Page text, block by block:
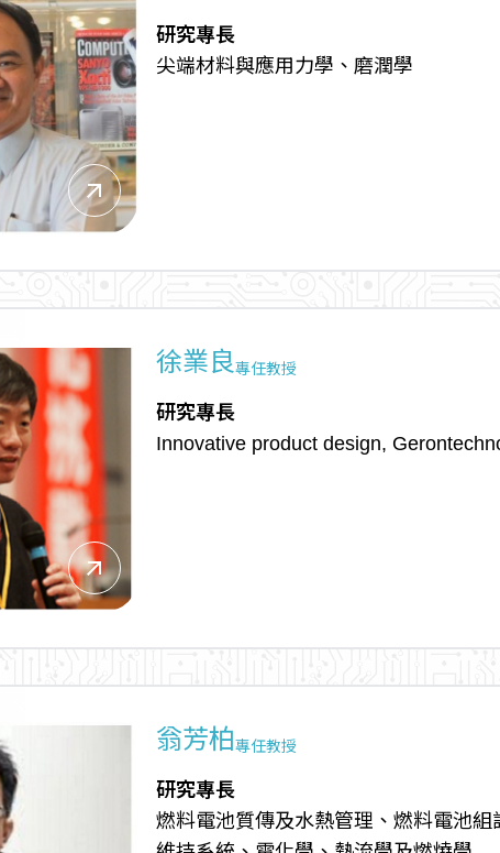
arrow_outward
研究專長
尖端材料與應用力學、磨潤學
arrow_outward
徐業良專任教授
研究專長
Innovative product design,
翁芳柏專任教授
研究專長
燃料電池質傳及水熱管理、燃料電池